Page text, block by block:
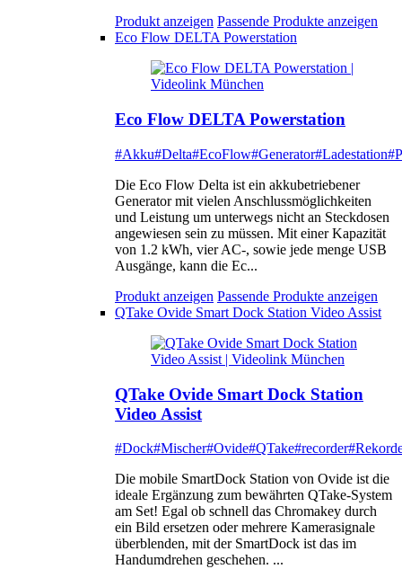
Produkt anzeigen Passende Produkte anzeigen
Eco Flow DELTA Powerstation
Eco Flow DELTA Powerstation
#Akku#Delta#EcoFlow#Generator#Ladestation
Die Eco Flow Delta ist ein akkubetriebener
Generator mit vielen Anschlussmöglichkeiten
und Leistung um unterwegs nicht an Steckdosen
angewiesen sein zu müssen. Mit einer Kapazität
von 1.2 kWh, vier AC-, sowie jede menge USB
Ausgänge, kann die Ec...
Produkt anzeigen Passende Produkte anzeigen
QTake Ovide Smart Dock Station Video Assist
QTake Ovide Smart Dock Station
Video Assist
#Dock#Mischer#Ovide#QTake#recorder
Die mobile SmartDock Station von Ovide ist die
ideale Ergänzung zum bewährten QTake-System
am Set! Egal ob schnell das Chromakey durch
ein Bild ersetzen oder mehrere Kamerasignale
überblenden, mit der SmartDock ist das im
Handumdrehen geschehen. ...